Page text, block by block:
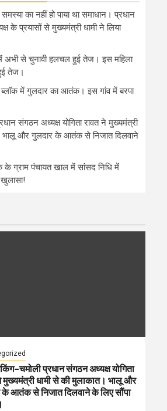
का नहीं हो पाया था समाधान। प्रधान
के प्रयासों से मुख्यमंत्री धामी ने लिया
में अभी से चुनावी हलचल हुई तेज। इस महिला
तेज।
ब्लॉक में गुलदार का आतंक। इस गांव में बरपा
संगठन अध्यक्ष योगिता रावत ने मुख्यमंत्री
भालू और गुलदार के आतंक से निजात दिलवाने
के ग्राम पंचायत खाल में सांसद निधि में
प्रधान संगठन अध्यक्ष योगिता
मुख्यमंत्री धामी से की मुलाकात। भालू और
के आतंक से निजात दिलवाने के लिए सौंपा